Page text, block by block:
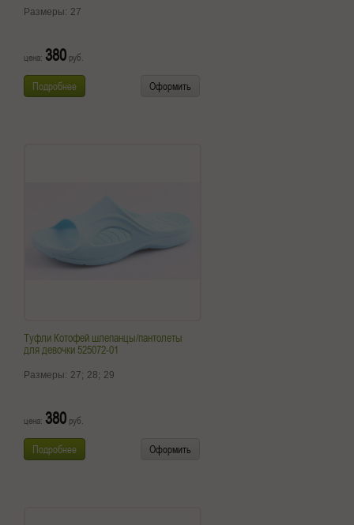
Размеры: 27
цена: 380 руб.
Подробнее Оформить
Туфли Котофей шлепанцы/пантолеты
для девочки 525072-01
Размеры: 27; 28; 29
цена: 380 руб.
Подробнее Оформить